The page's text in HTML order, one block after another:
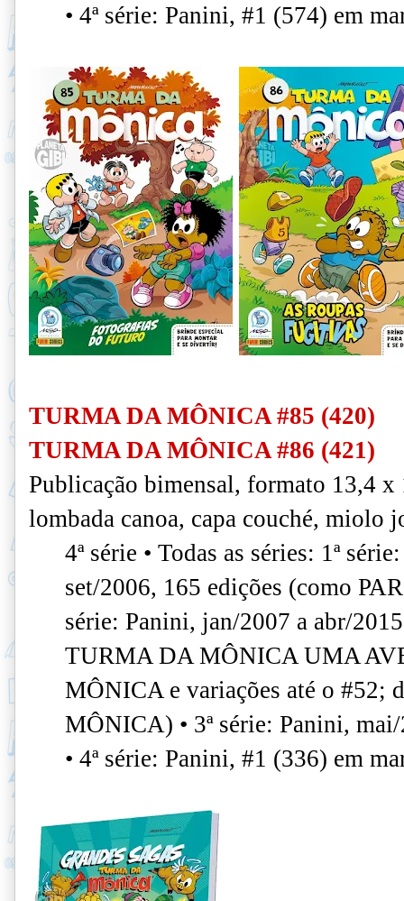
• 4ª série: Panini, #1 (574) em
TURMA DA MÔNICA #85 (420)
TURMA DA MÔNICA #86 (421)
Publicação bimensal, formato 13,4 x
lombada canoa, capa couché, miolo
4ª série • Todas as séries: 1ª
set/2006, 165 edições (como
série: Panini, jan/2007 a abr/
TURMA DA MÔNICA UMA
MÔNICA e variações até o #52;
MÔNICA) • 3ª série: Panini,
• 4ª série: Panini, #1 (336) em